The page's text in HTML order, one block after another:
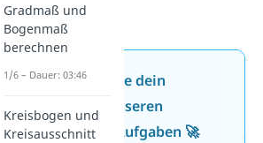
Jetzt neu: Teste dein
Wissen mit unseren
kostenlosen Aufgaben 🚀
Gradmaß und
Bogenmaß
berechnen
1/6 – Dauer: 03:46
Kreisbogen und
Kreisausschnitt